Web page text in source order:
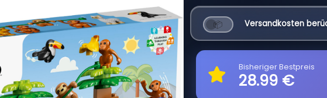
Versandkosten
Bisheriger Bestpreis
28.99 €